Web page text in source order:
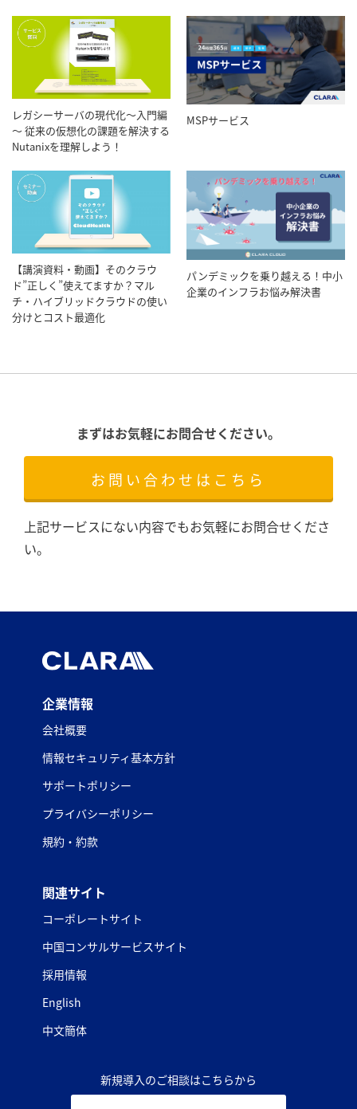
レガシーサーバの現代化～入門編
～ 従来の仮想化の課題を解決する
Nutanixを理解しよう！
MSPサービス
【講演資料・動画】そのクラウ
ド”正しく”使えてますか？マル
チ・ハイブリッドクラウドの使い
分けとコスト最適化
パンデミックを乗り越える！中小
企業のインフラお悩み解決書
まずはお気軽にお問合せください。
お問い合わせはこちら
上記サービスにない内容でもお気軽にお問合せくださ
い。
企業情報
会社概要
情報セキュリティ基本方針
サポートポリシー
プライバシーポリシー
規約・約款
関連サイト
コーポレートサイト
中国コンサルサービスサイト
採用情報
English
中文簡体
新規導入のご相談はこちらから